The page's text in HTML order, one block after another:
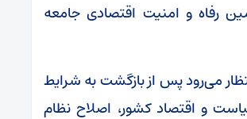
رفاه و امنیت اقتصادی جامعه
می‌رود پس از بازگشت به شرایط
و اقتصاد کشور، اصلاح نظام